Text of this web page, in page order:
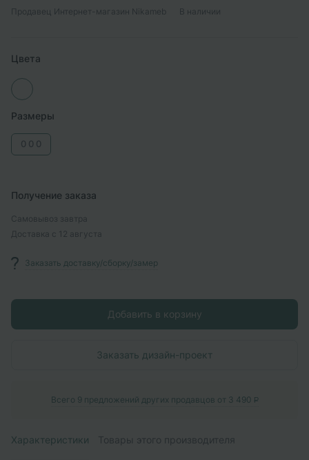
Продавец Интернет-магазин Nikameb В наличии
Цвета
Размеры
0 0 0
Получение заказа
Самовывоз завтра
Доставка с 12 августа
Заказать доставку/сборку/замер
Добавить в корзину
Заказать дизайн-проект
Всего 9 предложений других продавцов от 3 490 P
Характеристики Товары этого производителя